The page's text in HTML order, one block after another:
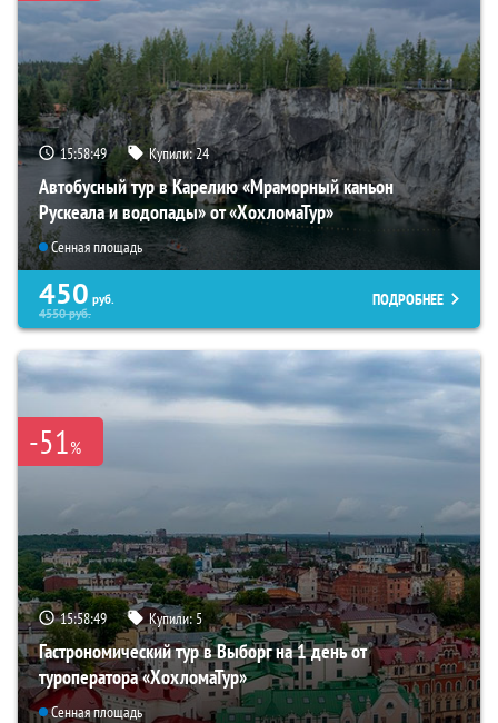
15:58:48 Купили:24
Автобусный тур в Карелию «Мраморный каньон
Рускеала и водопады» от «ХохломаТур»
Сенная площадь
450 руб.
4550руб.
ПОДРОБНЕЕ
-51%
15:58:48 Купили:5
Гастрономический тур в Выборг на 1 день от
туроператора «ХохломаТур»
Сенная площадь